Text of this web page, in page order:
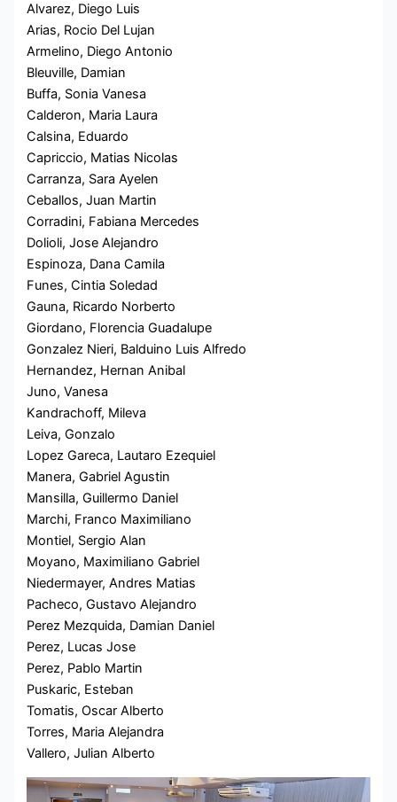
Alvarez, Diego Luis
Arias, Rocio Del Lujan
Armelino, Diego Antonio
Bleuville, Damian
Buffa, Sonia Vanesa
Calderon, Maria Laura
Calsina, Eduardo
Capriccio, Matias Nicolas
Carranza, Sara Ayelen
Ceballos, Juan Martin
Corradini, Fabiana Mercedes
Dolioli, Jose Alejandro
Espinoza, Dana Camila
Funes, Cintia Soledad
Gauna, Ricardo Norberto
Giordano, Florencia Guadalupe
Gonzalez Nieri, Balduino Luis Alfredo
Hernandez, Hernan Anibal
Juno, Vanesa
Kandrachoff, Mileva
Leiva, Gonzalo
Lopez Gareca, Lautaro Ezequiel
Manera, Gabriel Agustin
Mansilla, Guillermo Daniel
Marchi, Franco Maximiliano
Montiel, Sergio Alan
Moyano, Maximiliano Gabriel
Niedermayer, Andres Matias
Pacheco, Gustavo Alejandro
Perez Mezquida, Damian Daniel
Perez, Lucas Jose
Perez, Pablo Martin
Puskaric, Esteban
Tomatis, Oscar Alberto
Torres, Maria Alejandra
Vallero, Julian Alberto